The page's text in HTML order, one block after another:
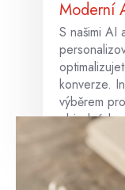
Moderní
S našimi AI
konverze.
výběrem
objednávky.